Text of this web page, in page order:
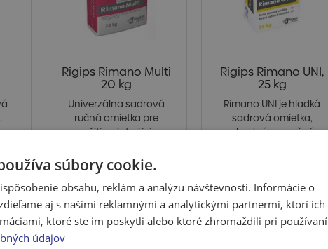
Rigips Rimano Multi
20 kg
Univerzálna sadrová
ručná omietka pre
použitie v interiéri. ...
Cena po prihlásení
Skladom > 10 ks
Rigips Rimano UNI,
25 kg
Rimano UNI je hladká
sadrová omietka,
vhodná pre ručné
Cena po prihlásení
Skladom u dodávateľa
súbory cookie.
obsahu, reklám a analýzu návštevnosti. Informácie o
aj s našimi reklamnými a analytickými partnermi, ktorí ich
ktoré ste im poskytli alebo ktoré zhromaždili pri používaní
údajov